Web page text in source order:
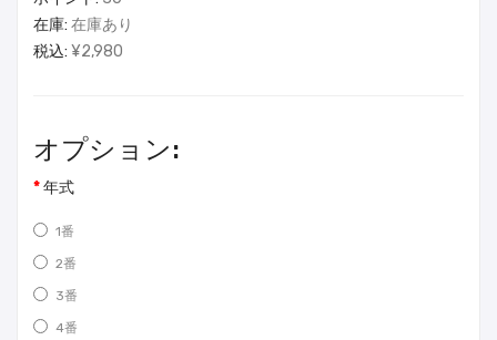
在庫: 在庫あり
税込: ¥2,980
オプション:
年式
1番
2番
3番
4番